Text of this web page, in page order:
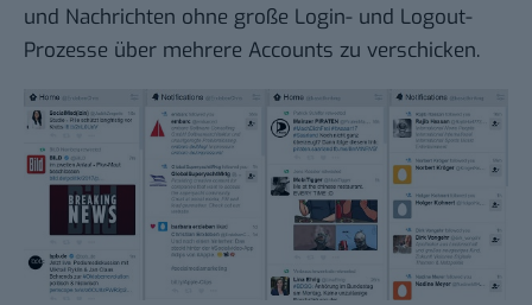
und Nachrichten ohne große Login- und Logout-
Prozesse über mehrere Accounts zu verschicken.